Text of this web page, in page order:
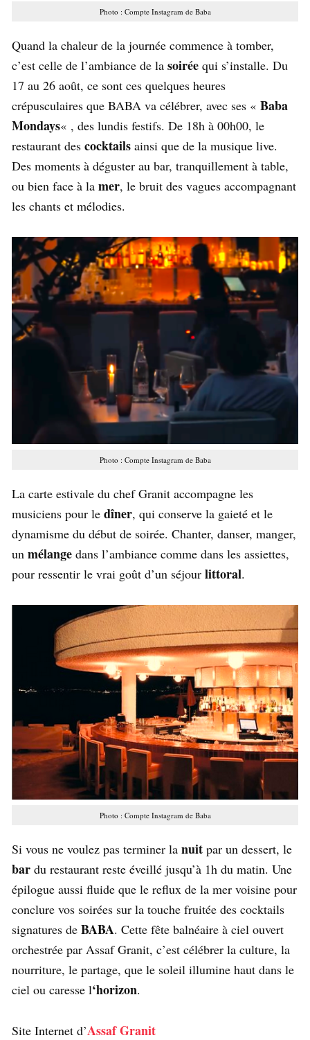
Photo : Compte Instagram de Baba
Quand la chaleur de la journée commence à tomber,
c’est celle de l’ambiance de la soirée qui s’installe. Du
17 au 26 août, ce sont ces quelques heures
crépusculaires que BABA va célébrer, avec ses « Baba
Mondays« , des lundis festifs. De 18h à 00h00, le
restaurant des cocktails ainsi que de la musique live.
Des moments à déguster au bar, tranquillement à table,
ou bien face à la mer, le bruit des vagues accompagnant
les chants et mélodies.
Photo : Compte Instagram de Baba
La carte estivale du chef Granit accompagne les
musiciens pour le dîner, qui conserve la gaieté et le
dynamisme du début de soirée. Chanter, danser, manger,
un mélange dans l’ambiance comme dans les assiettes,
pour ressentir le vrai goût d’un séjour littoral.
Photo : Compte Instagram de Baba
Si vous ne voulez pas terminer la nuit par un dessert, le
bar du restaurant reste éveillé jusqu’à 1h du matin. Une
épilogue aussi fluide que le reflux de la mer voisine pour
conclure vos soirées sur la touche fruitée des cocktails
signatures de BABA. Cette fête balnéaire à ciel ouvert
orchestrée par Assaf Granit, c’est célébrer la culture, la
nourriture, le partage, que le soleil illumine haut dans le
ciel ou caresse l‘horizon.
Site Internet d’Assaf Granit